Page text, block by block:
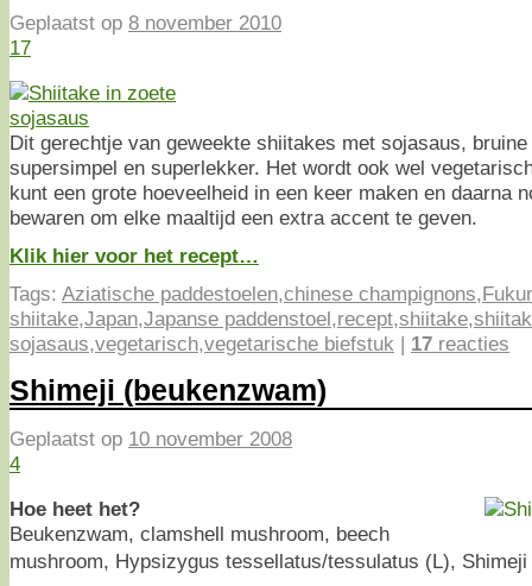
Geplaatst op 8 november 2010
17
Dit gerechtje van geweekte shiitakes met sojasaus,
supersimpel en superlekker. Het wordt ook wel
kunt een grote hoeveelheid in een keer maken en daarna
bewaren om elke maaltijd een extra accent te geven.
Klik hier voor het recept…
Tags: Aziatische paddestoelen,chinese champignons,
shiitake,Japan,Japanse paddenstoel,recept,shiitake,
sojasaus,vegetarisch,vegetarische biefstuk | 17 reacties
Shimeji (beukenzwam)
Geplaatst op 10 november 2008
4
Hoe heet het?
Beukenzwam, clamshell mushroom, beech
mushroom, Hypsizygus tessellatus/tessulatus (L),